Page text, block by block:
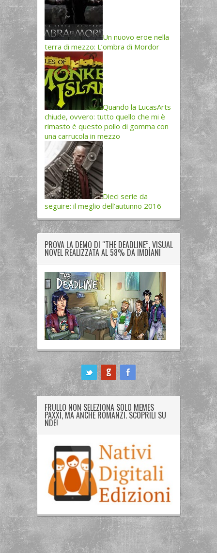
Un nuovo eroe nella
terra di mezzo: L’ombra di Mordor
Quando la LucasArts
chiude, ovvero: tutto quello che mi è
rimasto è questo pollo di gomma con
una carrucola in mezzo
Dieci serie da
seguire: il meglio dell’autunno 2016
PROVA LA DEMO DI “THE DEADLINE”, VISUAL
NOVEL REALIZZATA AL 58% DA IMDIANI
FRULLO NON SELEZIONA SOLO MEMES
PAXXI, MA ANCHE ROMANZI. SCOPRILI SU
NDE!